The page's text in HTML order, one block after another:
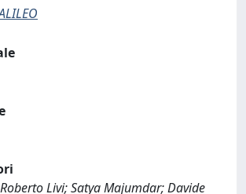
Livi; Satya Majumdar; Davide